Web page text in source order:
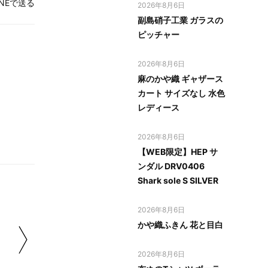
で送る 2026年8月6日
副島硝子工業 ガラスの
ピッチャー
2026年8月6日
麻のかや織 ギャザース
カート サイズなし 水色
レディース
2026年8月6日
【WEB限定】HEP サ
ンダル DRV0406
Shark sole S SILVER
2026年8月6日
かや織ふきん 花と目白
2026年8月6日